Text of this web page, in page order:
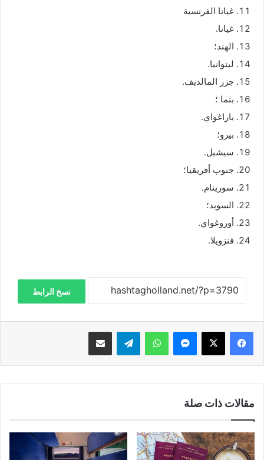
غيانا الفرنسية
غيانا.
الهند؛
ليتوانيا.
جزر المالديف.
بنما ؛
باراغواي.
بيرو؛
سيشيل.
جنوب أفريقيا؛
سورينام.
السويد؛
أوروغواي.
فنزويلا.
نسخ الرابط
فيسبوك ‫X ماسنجر واتساب تيلقرام مشاركة عبر البريد
مقالات ذات صلة